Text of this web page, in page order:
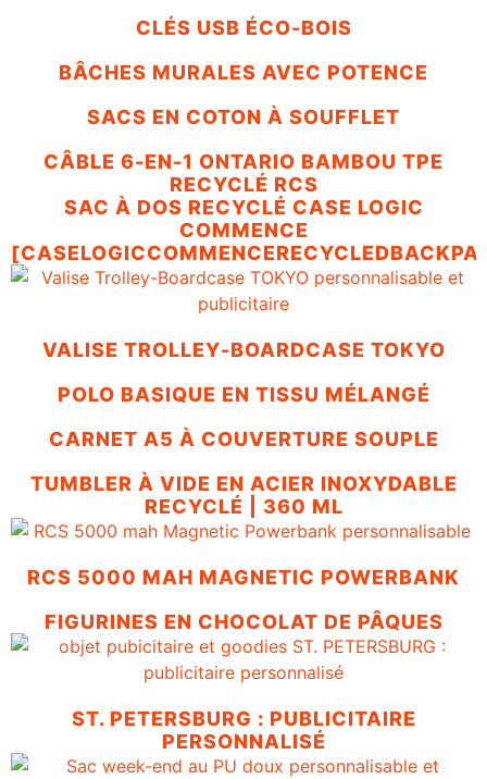
CLÉS USB ÉCO-BOIS
BÂCHES MURALES AVEC POTENCE
SACS EN COTON À SOUFFLET
CÂBLE 6-EN-1 ONTARIO BAMBOU TPE
RECYCLÉ RCS
SAC À DOS RECYCLÉ CASE LOGIC
COMMENCE
VALISE TROLLEY-BOARDCASE TOKYO
POLO BASIQUE EN TISSU MÉLANGÉ
CARNET A5 À COUVERTURE SOUPLE
TUMBLER À VIDE EN ACIER INOXYDABLE
RECYCLÉ | 360 ML
RCS 5000 MAH MAGNETIC POWERBANK
FIGURINES EN CHOCOLAT DE PÂQUES
ST. PETERSBURG : PUBLICITAIRE
PERSONNALISÉ